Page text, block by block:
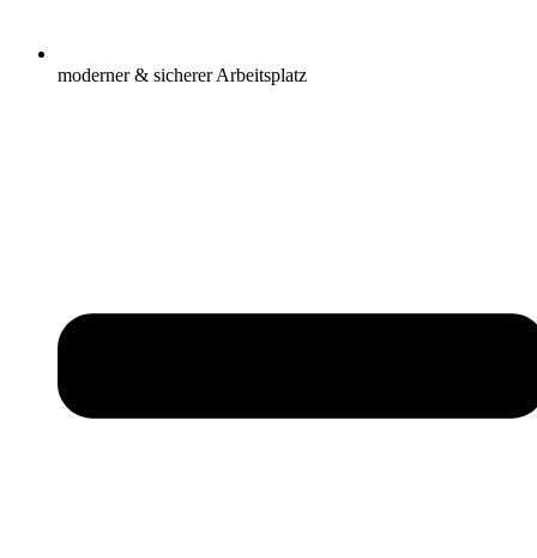
moderner & sicherer Arbeitsplatz